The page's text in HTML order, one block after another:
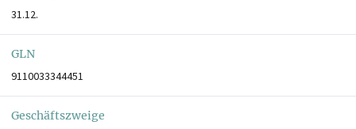
31.12.
GLN
9110033344451
Geschäftszweige